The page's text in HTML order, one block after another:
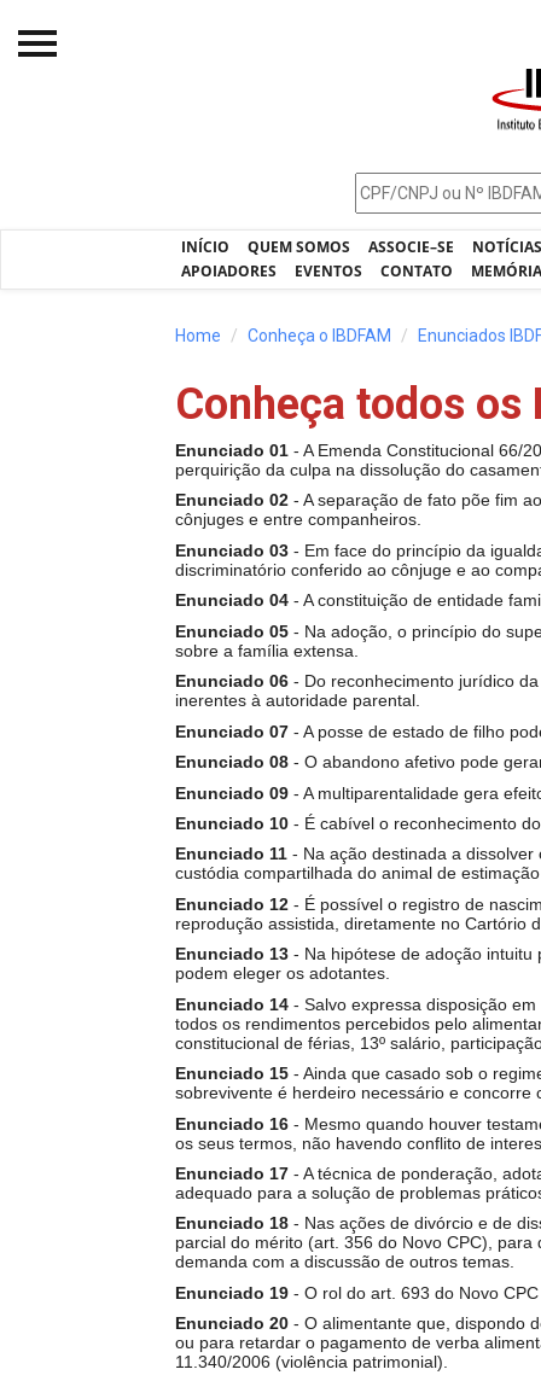
INÍCIO QUEM SOMOS ASSOCIE–SE
APOIADORES
EVENTOS CONTATO
Processos - IBDFAM
Projetos do IBDFAM
Alienação Parental
Encontre um Escritório
Home Conheça o IBDFAM Enunciados
Conheça todos os
Enunciado 01 - A Emenda Constitucional 66/
perquirição da culpa na dissolução do
Enunciado 02 - A separação de fato põe fim
cônjuges e entre companheiros.
Enunciado 03 - Em face do princípio da
discriminatório conferido ao cônjuge e ao
Enunciado 04 - A constituição de entidade
Enunciado 05 - Na adoção, o princípio do
sobre a família extensa.
Enunciado 06 - Do reconhecimento jurídico
inerentes à autoridade parental.
Enunciado 07 - A posse de estado de filho
Enunciado 08 - O abandono afetivo pode
Enunciado 09 - A multiparentalidade gera
Enunciado 10 - É cabível o reconhecimento
Enunciado 11 - Na ação destinada a
custódia compartilhada do animal de
Enunciado 12 - É possível o registro de
reprodução assistida, diretamente no Cartório
Enunciado 13 - Na hipótese de adoção
podem eleger os adotantes.
Enunciado 14 - Salvo expressa disposição
todos os rendimentos percebidos pelo
constitucional de férias, 13º salário,
Enunciado 15 - Ainda que casado sob o
sobrevivente é herdeiro necessário e concorre
Enunciado 16 - Mesmo quando houver
os seus termos, não havendo conflito de
Enunciado 17 - A técnica de ponderação,
adequado para a solução de problemas
Enunciado 18 - Nas ações de divórcio e de
parcial do mérito (art. 356 do Novo CPC),
demanda com a discussão de outros temas.
Enunciado 19 - O rol do art. 693 do Novo
Enunciado 20 - O alimentante que, dispondo
ou para retardar o pagamento de verba
11.340/2006 (violência patrimonial).